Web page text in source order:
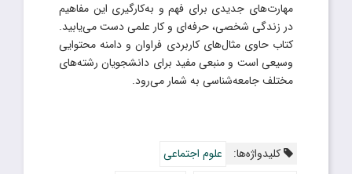
مهارت‌های جدیدی برای فهم و به‌کارگیری این مفاهیم
در زندگی شخصی، حرفه‌ای و کار علمی دست می‌یابید.
کتاب حاوی مثال‌های کاربردی فراوان و دامنه محتوایی
وسیعی است و منبعی مفید برای دانشجویان رشته‌های
مختلف جامعه‌شناسی به شمار می‌رود.
کلیدواژه‌ها:
علوم اجتماعی